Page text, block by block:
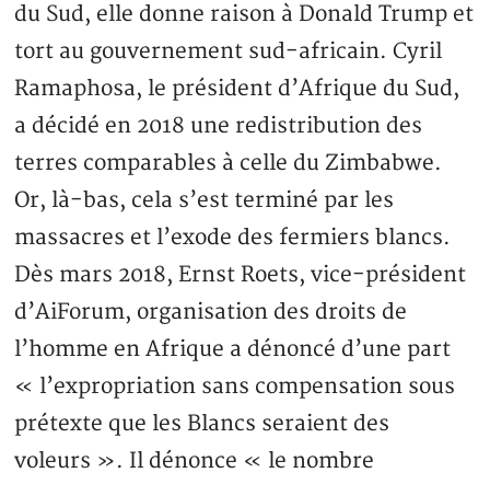
du Sud, elle donne raison à Donald Trump et
tort au gouvernement sud-africain. Cyril
Ramaphosa, le président d’Afrique du Sud,
a décidé en 2018 une redistribution des
terres comparables à celle du Zimbabwe.
Or, là-bas, cela s’est terminé par les
massacres et l’exode des fermiers blancs.
Dès mars 2018, Ernst Roets, vice-président
d’AiForum, organisation des droits de
l’homme en Afrique a dénoncé d’une part
« l’expropriation sans compensation sous
prétexte que les Blancs seraient des
voleurs ». Il dénonce « le nombre